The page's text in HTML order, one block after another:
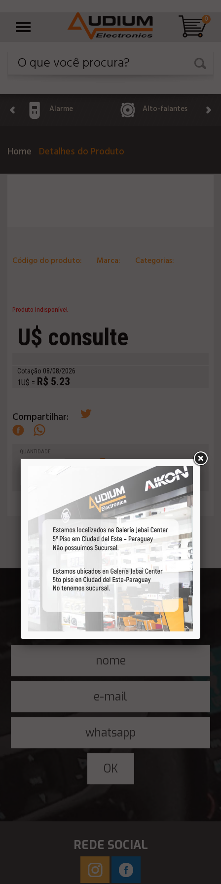
0
Alarme Alto-falantes
Home Detalhes do Produto
Código do produto: Marca: Categorias:
Produto Indisponível
U$ consulte
Cotação 08/08/2026
1U$ = R$ 5.23
Compartilhar:
QUANTIDADE
+ Adicionar
ao orçamento
Receba por primeiro
nossas ofertas
REDE SOCIAL